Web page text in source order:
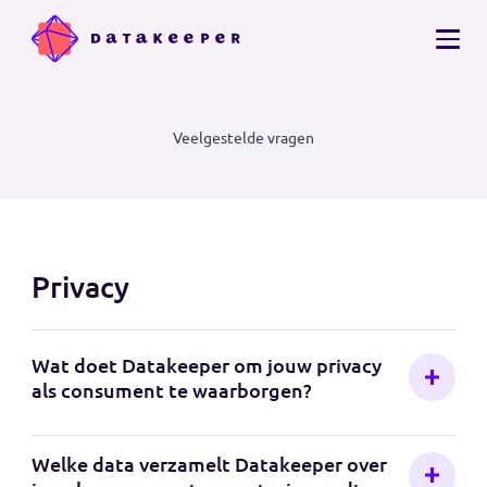
Veelgestelde vragen
Wat doet Datakeeper om jouw privacy
als consument te waarborgen?